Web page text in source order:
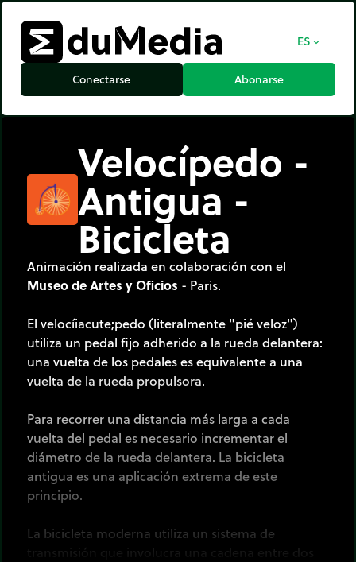
ES expand_more
Conectarse Abonarse
Velocípedo -
Antigua -
Bicicleta
Animación realizada en colaboración con el
Museo de Artes y Oficios - Paris.
El velocíiacute;pedo (literalmente "pié veloz")
utiliza un pedal fijo adherido a la rueda delantera:
una vuelta de los pedales es equivalente a una
vuelta de la rueda propulsora.
Para recorrer una distancia más larga a cada
vuelta del pedal es necesario incrementar el
diámetro de la rueda delantera. La bicicleta
antigua es una aplicación extrema de este
principio.
La bicicleta moderna utiliza un sistema de
transmisión que involucra una cadena entre dos